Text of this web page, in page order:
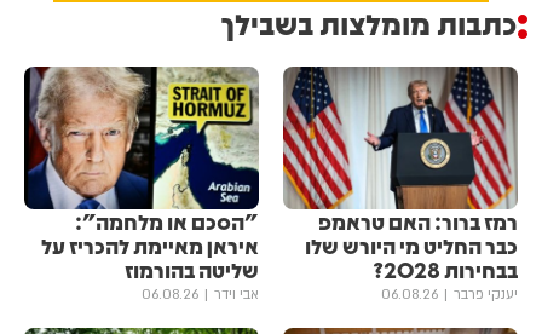
כתבות מומלצות בשבילך
רמז ברור: האם טראמפ
כבר החליט מי היורש שלו
בבחירות 2028?
יענקי פרבר 06.08.26
"הסכם או מלחמה":
איראן מאיימת להכריז על
שליטה בהורמוז
אבי וידר 06.08.26